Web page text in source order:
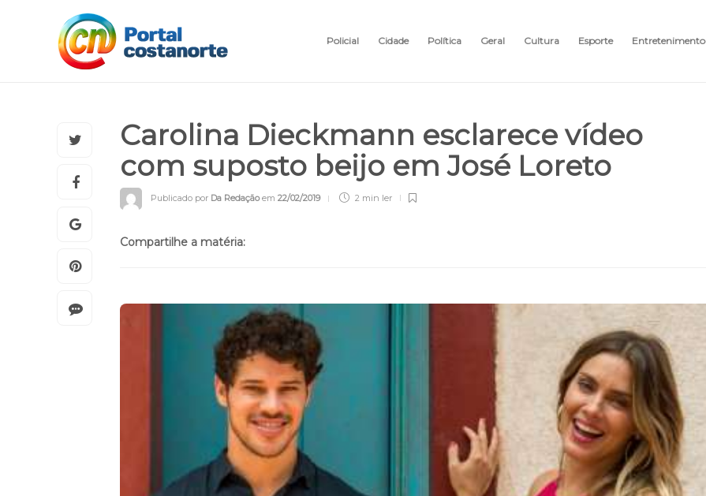
Policial Cidade Política Geral Cultura Esporte Entretenimento
Carolina Dieckmann esclarece vídeo
com suposto beijo em José Loreto
Publicado por Da Redaçãoem 22/02/2019 2 min ler
Compartilhe a matéria: